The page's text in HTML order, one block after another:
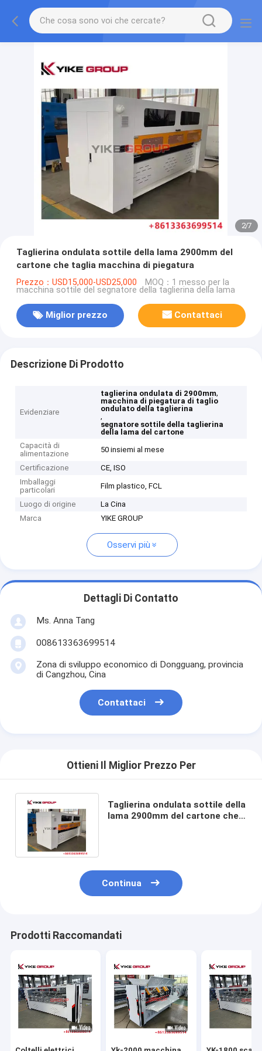
2/7
Taglierina ondulata sottile della lama 2900mm del
cartone che taglia macchina di piegatura
Prezzo：USD15,000-USD25,000 MOQ：1 messo per la
macchina sottile del segnatore della taglierina della lama
Miglior prezzo Contattaci
Descrizione Di Prodotto
Evidenziare
taglierina ondulata di 2900mm,
macchina di piegatura di taglio
ondulato della taglierina
,
segnatore sottile della taglierina
della lama del cartone
Capacità di
alimentazione
50 insiemi al mese
Certificazione
CE, ISO
Imballaggi
particolari
Film plastico, FCL
Luogo di origine
La Cina
Marca
YIKE GROUP
Osservi più
Dettagli Di Contatto
Ms. Anna Tang
008613363699514
Zona di sviluppo economico di Dongguang, provincia
di Cangzhou, Cina
Contattaci
Ottieni Il Miglior Prezzo Per
Taglierina ondulata sottile della
lama 2900mm del cartone che
Continua
Prodotti Raccomandati